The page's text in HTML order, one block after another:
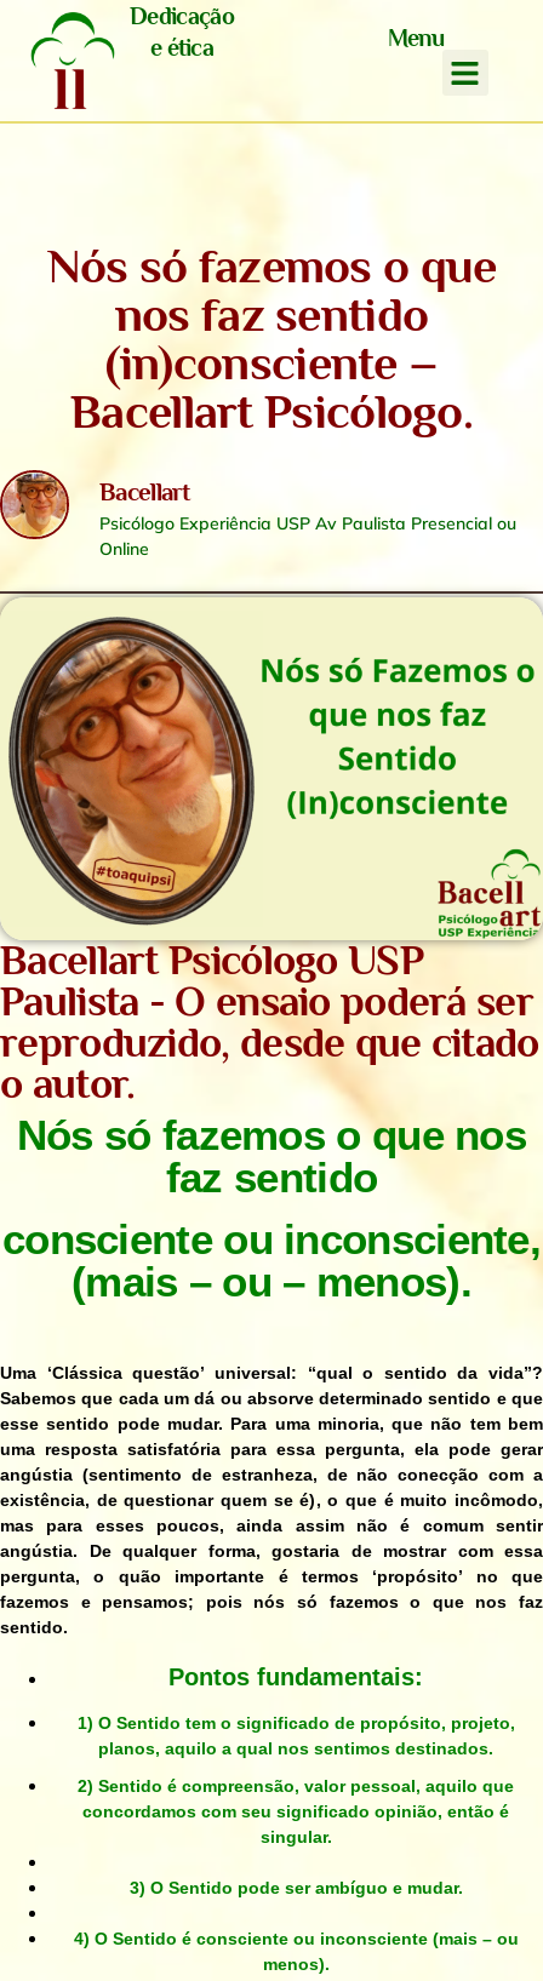
Dedicação
e ética
Menu
Nós só fazemos o que
nos faz sentido
(in)consciente –
Bacellart Psicólogo.
Bacellart
Psicólogo Experiência USP Av Paulista Presencial ou
Online
Bacellart Psicólogo USP
Paulista - O ensaio poderá ser
reproduzido, desde que citado
o autor.
Nós só fazemos o que nos
faz sentido
consciente ou inconsciente,
(mais – ou – menos).
Uma ‘Clássica questão’ universal: “qual o sentido da vida”?
Sabemos que cada um dá ou absorve determinado sentido e que
esse sentido pode mudar. Para uma minoria, que não tem bem
uma resposta satisfatória para essa pergunta, ela pode gerar
angústia (sentimento de estranheza, de não conecção com a
existência, de questionar quem se é), o que é muito incômodo,
mas para esses poucos, ainda assim não é comum sentir
angústia. De qualquer forma, gostaria de mostrar com essa
pergunta, o quão importante é termos ‘propósito’ no que
fazemos e pensamos; pois nós só fazemos o que nos faz
sentido.
Pontos fundamentais:
1) O Sentido tem o significado de propósito, projeto,
planos, aquilo a qual nos sentimos destinados.
2) Sentido é compreensão, valor pessoal, aquilo que
concordamos com seu significado opinião, então é
singular.
3) O Sentido pode ser ambíguo e mudar.
4) O Sentido é consciente ou inconsciente (mais – ou
menos).